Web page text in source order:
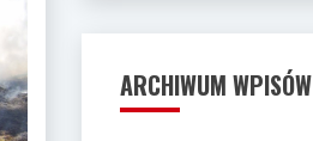
ARCHIWUM WPISÓW